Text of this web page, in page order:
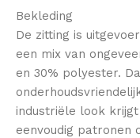
Bekleding
De zitting is
een mix van
en 30% polyester.
industriële look
eenvoudig patronen